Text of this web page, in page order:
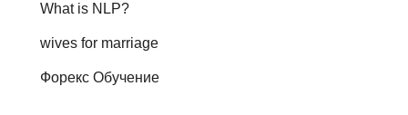
What is NLP?
wives for marriage
Форекс Обучение